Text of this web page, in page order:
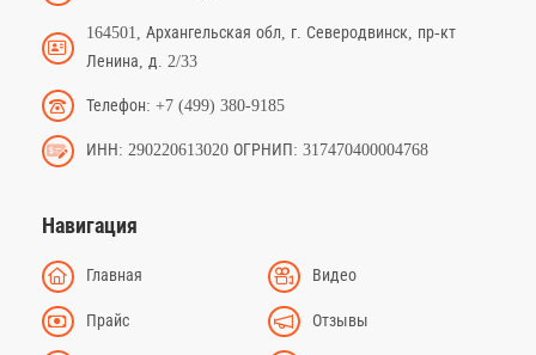
164501, Архангельская обл, г. Северодвинск, пр-кт
Ленина, д. 2/33
Телефон: +7 (499) 380-9185
ИНН: 290220613020 ОГРНИП: 317470400004768
Навигация
Главная Видео
Прайс Отзывы